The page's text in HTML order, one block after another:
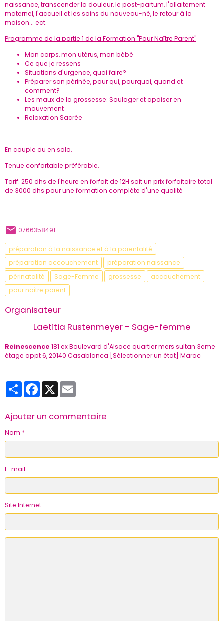
naissance, transcender la douleur, le post-partum, l'allaitement
maternel, l'accueil et les soins du nouveau-né, le retour à la
maison... ect.
Programme de la partie 1 de la Formation "Pour Naître Parent"
Mon corps, mon utérus, mon bébé
Ce que je ressens
Situations d'urgence, quoi faire?
Préparer son périnée, pour qui, pourquoi, quand et
comment?
Les maux de la grossesse: Soulager et apaiser en
mouvement
Relaxation Sacrée
En couple ou en solo.
Tenue confortable préférable.
Tarif: 250 dhs de l'heure en forfait de 12H soit un prix forfaitaire total
de 3000 dhs pour une formation complète d'une qualité
0766358491
préparation à la naissance et à la parentalité
préparation accouchement
préparation naissance
périnatalité
Sage-Femme grossesse
accouchement
pour naître parent
Organisateur
Laetitia Rustenmeyer - Sage-femme
Reinescence 181 ex Boulevard d'Alsace quartier mers sultan 3eme
étage appt 6, 20140 Casablanca [Sélectionner un état] Maroc
PartagerFacebook
X
Ajouter un commentaire
Nom
E-mail
Site Internet